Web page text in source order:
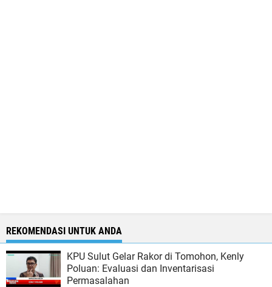
REKOMENDASI UNTUK ANDA
KPU Sulut Gelar Rakor di Tomohon, Kenly
Poluan: Evaluasi dan Inventarisasi
Permasalahan